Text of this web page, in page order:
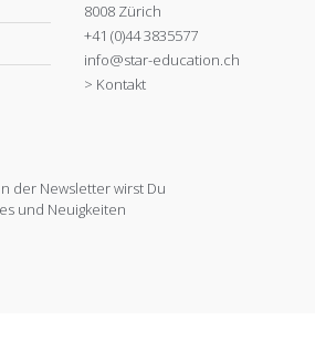
8008 Zürich
+41 (0)44 3835577
info@star-education.ch
> Kontakt
der Newsletter wirst Du
und Neuigkeiten